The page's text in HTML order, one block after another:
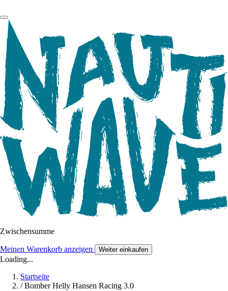
Zwischensumme
Meinen Warenkorb anzeigen Weiter einkaufen
Loading...
Startseite
/ Bomber Helly Hansen Racing 3.0